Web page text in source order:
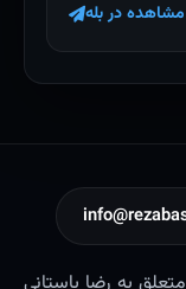
مشاهده در بله